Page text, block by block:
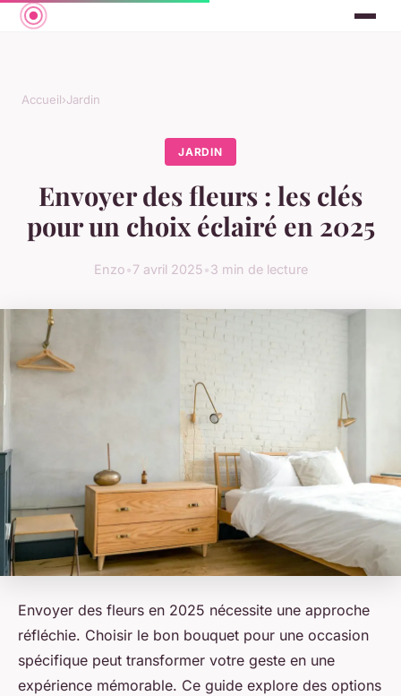
Accueil›Jardin
JARDIN
Envoyer des fleurs : les clés
pour un choix éclairé en 2025
Enzo•7 avril 2025•3 min de lecture
Envoyer des fleurs en 2025 nécessite une approche
réfléchie. Choisir le bon bouquet pour une occasion
spécifique peut transformer votre geste en une
expérience mémorable. Ce guide explore des options